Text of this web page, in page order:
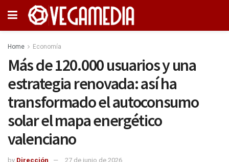
Home Economía
Más de 120.000 usuarios y una
estrategia renovada: así ha
transformado el autoconsumo
solar el mapa energético
valenciano
by Dirección 27 de junio de 2026